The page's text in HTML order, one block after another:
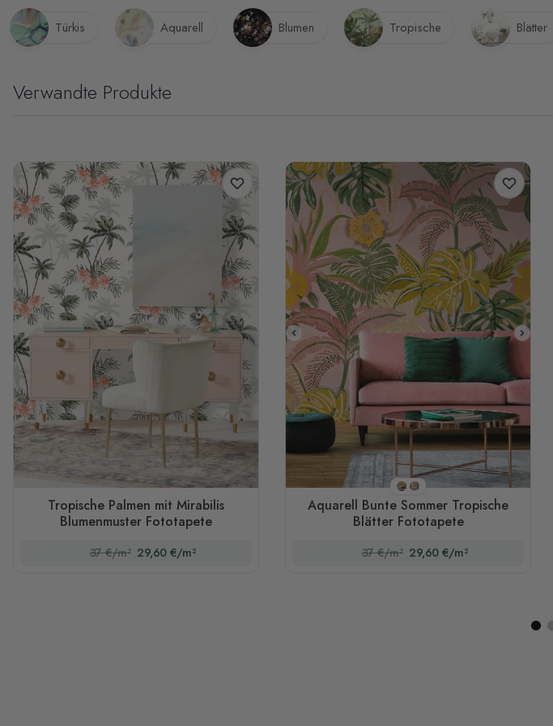
Türkis Aquarell Blumen Tropische Blätter
Verwandte Produkte
Tropische Palmen mit Mirabilis
Blumenmuster Fototapete
37 €/m² 29,60 €/m²
Stil 1Stil 2
Aquarell Bunte Sommer Tropische
Blätter Fototapete
37 €/m² 29,60 €/m²